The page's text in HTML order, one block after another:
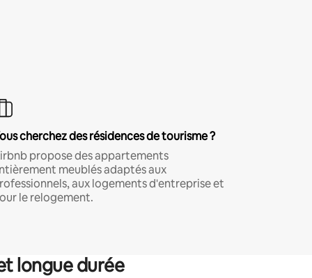
cherchez des résidences de tourisme ?
propose des appartements
meublés adaptés aux
aux logements d'entreprise et
le relogement.
longue durée